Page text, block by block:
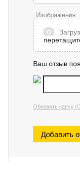
Изображения
Ваш отзыв
Обновить капчу